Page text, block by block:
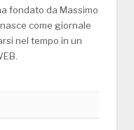
fondato da Massimo
come giornale
nel tempo in un